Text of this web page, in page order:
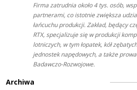
Firma zatrudnia około 4 tys. osób,
partnerami, co istotnie zwiększa
łańcuchu produkcji. Zakład, będący
RTX, specjalizuje się w produkcji
lotniczych, w tym łopatek, kół
jednostek napędowych, a także
Badawczo-Rozwojowe.
Archiwa